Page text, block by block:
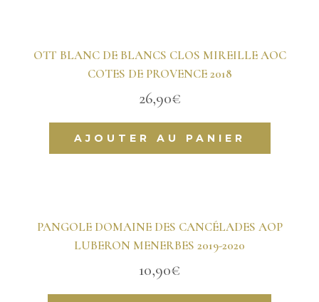
OTT BLANC DE BLANCS CLOS MIREILLE AOC
COTES DE PROVENCE 2018
26,90€
AJOUTER AU PANIER
PANGOLE DOMAINE DES CANCÉLADES AOP
LUBERON MENERBES 2019-2020
10,90€